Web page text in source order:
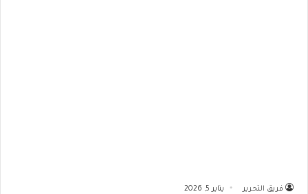
فريق التحرير يناير 5, 2026